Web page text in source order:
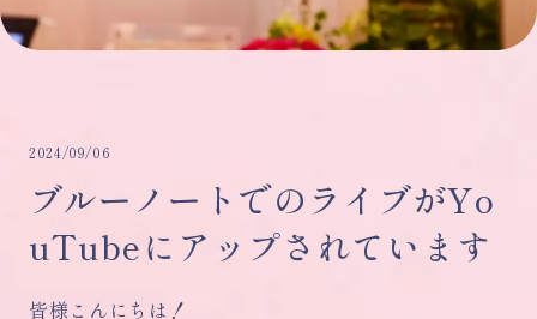
2024/09/06
ブルーノートでのライブがYo
uTubeにアップされています
皆様こんにちは！